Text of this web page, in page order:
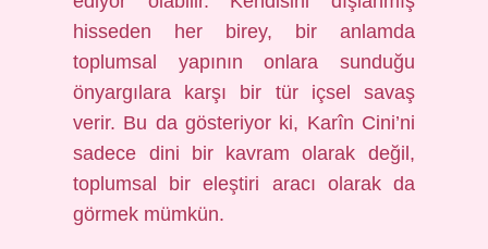
hisseden her birey, bir anlamda
toplumsal yapının onlara sunduğu
önyargılara karşı bir tür içsel savaş
verir. Bu da gösteriyor ki, Karîn Cini’ni
sadece dini bir kavram olarak değil,
toplumsal bir eleştiri aracı olarak da
görmek mümkün.